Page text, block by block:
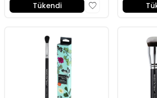
Tükendi